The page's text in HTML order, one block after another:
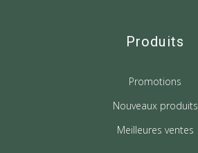
Produits
Promotions
Nouveaux produits
Meilleures ventes